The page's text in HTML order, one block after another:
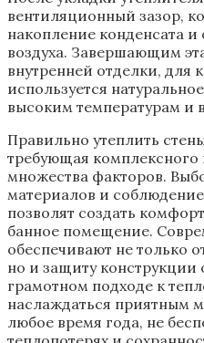
вентиляционный зазор,
накопление конденсата
воздуха. Завершающим
внутренней отделки, для
используется
высоким температурам и
Правильно утеплить
требующая комплексного
множества факторов.
материалов и
позволят создать
банное помещение.
обеспечивают не только
но и защиту конструкции
грамотном подходе к
наслаждаться приятным
любое время года, не